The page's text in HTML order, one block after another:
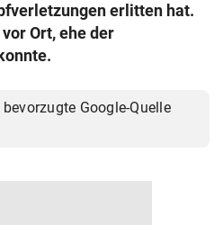
erlitten hat.
Ort, ehe der
Google-Quelle